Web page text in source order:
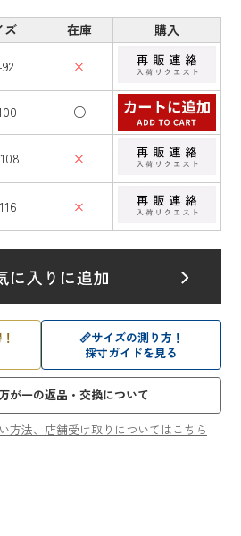
ズ 在庫 購入
×
○
×
×
📏サイズの測り方！
採寸ガイドを見る
が一の返品・交換について
方法、店舗受け取りについてはこちら